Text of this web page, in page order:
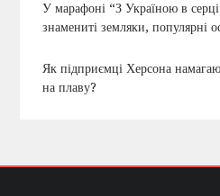
У марафоні “З Україною в
знамениті земляки, популярні
Як підприємці Херсона
на плаву?